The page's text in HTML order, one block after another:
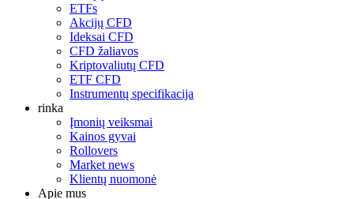
ETFs
Akcijų CFD
Ideksai CFD
CFD žaliavos
Kriptovaliutų CFD
ETF CFD
Instrumentų specifikacija
rinka
Įmonių veiksmai
Kainos gyvai
Rollovers
Market news
Klientų nuomonė
Apie mus